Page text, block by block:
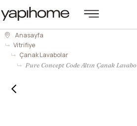
Anasayfa
Vitrifiye
Çanak Lavabolar
Pure Concept Code Altın Çanak Lavabo